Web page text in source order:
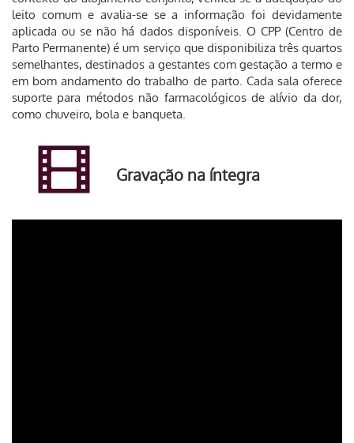
leito comum e avalia-se se a informação foi devidamente
aplicada ou se não há dados disponíveis. O CPP (Centro de
Parto Permanente) é um serviço que disponibiliza três quartos
semelhantes, destinados a gestantes com gestação a termo e
em bom andamento do trabalho de parto. Cada sala oferece
suporte para métodos não farmacológicos de alívio da dor,
como chuveiro, bola e banqueta.
Gravação na íntegra